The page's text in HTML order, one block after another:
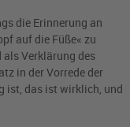
die Erinnerung an
auf die Füße« zu
Verklärung des
in der Vorrede der
ist, das ist wirklich, und